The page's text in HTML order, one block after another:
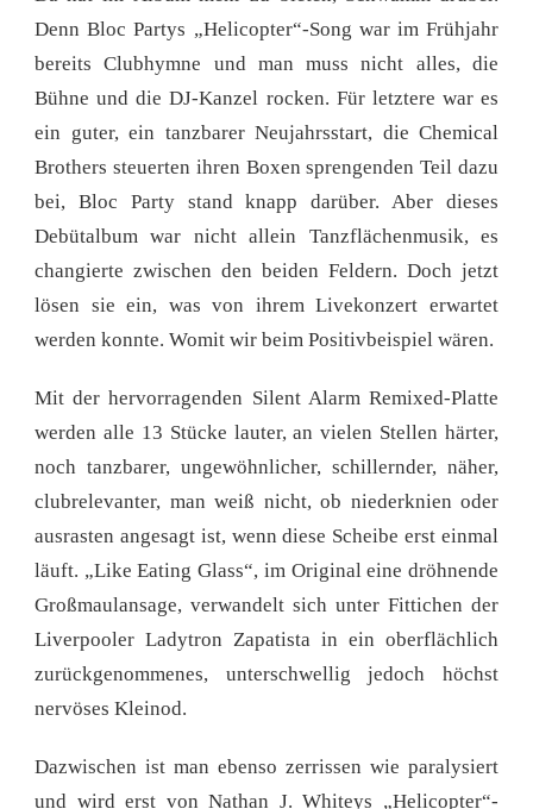
Denn Bloc Partys „Helicopter“-Song war im Frühjahr
bereits Clubhymne und man muss nicht alles, die
Bühne und die DJ-Kanzel rocken. Für letztere war es
ein guter, ein tanzbarer Neujahrsstart, die Chemical
Brothers steuerten ihren Boxen sprengenden Teil dazu
bei, Bloc Party stand knapp darüber. Aber dieses
Debütalbum war nicht allein Tanzflächenmusik, es
changierte zwischen den beiden Feldern. Doch jetzt
lösen sie ein, was von ihrem Livekonzert erwartet
werden konnte. Womit wir beim Positivbeispiel wären.
Mit der hervorragenden Silent Alarm Remixed-Platte
werden alle 13 Stücke lauter, an vielen Stellen härter,
noch tanzbarer, ungewöhnlicher, schillernder, näher,
clubrelevanter, man weiß nicht, ob niederknien oder
ausrasten angesagt ist, wenn diese Scheibe erst einmal
läuft. „Like Eating Glass“, im Original eine dröhnende
Großmaulansage, verwandelt sich unter Fittichen der
Liverpooler Ladytron Zapatista in ein oberflächlich
zurückgenommenes, unterschwellig jedoch höchst
nervöses Kleinod.
Dazwischen ist man ebenso zerrissen wie paralysiert
und wird erst von Nathan J. Whiteys „Helicopter“-